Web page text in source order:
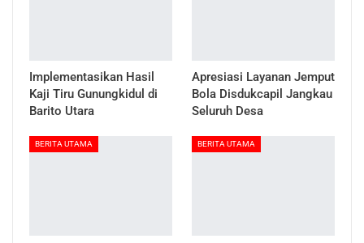
Implementasikan Hasil
Kaji Tiru Gunungkidul di
Barito Utara
Apresiasi Layanan Jemput
Bola Disdukcapil Jangkau
Seluruh Desa
BERITA UTAMA BERITA UTAMA